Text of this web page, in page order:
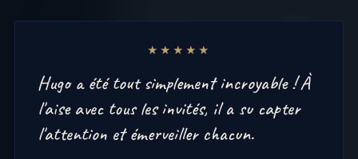
★★★★★
Hugo a été tout simplement incroyable ! À
l'aise avec tous les invités, il a su capter
l'attention et émerveiller chacun.